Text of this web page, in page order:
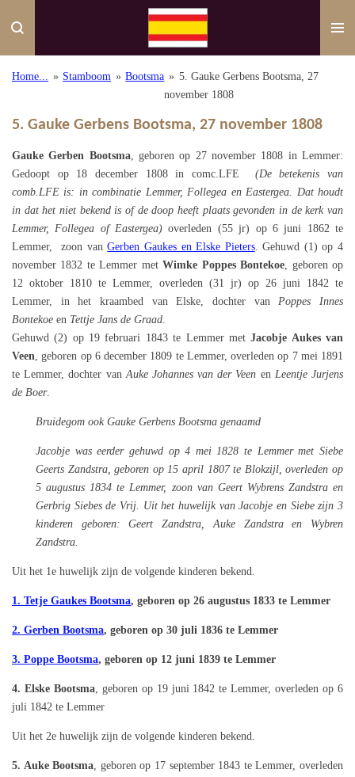
direct
de
Home... » Stamboom » Bootsma » 5. Gauke Gerbens Bootsma, 27
november 1808
5. Gauke Gerbens Bootsma, 27 november 1808
Gauke Gerben Bootsma, geboren op 27 november 1808 in Lemmer:
Gedoopt op 18 december 1808 in comc.LFE (De betekenis van
comb.LFE is: in combinatie Lemmer, Follegea en Eastergea. Dat houdt
in dat het niet bekend is of de doop heeft plaats gevonden in de kerk van
Lemmer, Follegea of Eastergea) overleden (55 jr) op 6 juni 1862 te
Lemmer, zoon vanGerben Gaukes en Elske Pieters. Gehuwd (1) op 4
november 1832 te Lemmer met Wimke Poppes Bontekoe, geboren op
12 oktober 1810 te Lemmer, overleden (31 jr) op 26 juni 1842 te
Lemmer, in het kraambed van Elske, dochter van
Poppes Innes
Bontekoe en Tettje Jans de Graad.
Gehuwd (2) op 19 februari 1843 te Lemmer met Jacobje Aukes van
Veen, geboren op 6 december 1809 te Lemmer, overleden op 7 mei 1891
te Lemmer, dochter van Auke Johannes van der Veen en Leentje Jurjens
de Boer.
Bruidegom ook Gauke Gerbens Bootsma genaamd
Jacobje was eerder gehuwd op 4 mei 1828 te Lemmer met Siebe
Geerts Zandstra, geboren op 15 april 1807 te Blokzijl, overleden op
5 augustus 1834 te Lemmer, zoon van Geert Wybrens Zandstra en
Gerbrig Siebes de Vrij. Uit het huwelijk van Jacobje en Siebe zijn 3
kinderen geboren: Geert Zandstra, Auke Zandstra en Wybren
Zandstra.
Uit het 1e huwelijk zijn de volgende kinderen bekend.
1. Tetje Gaukes Bootsma, geboren op 26 augustus 1833 te Lemmer
2. Gerben Bootsma, geboren op 30 juli 1836 te Lemmer
3. Poppe Bootsma, geboren op 12 juni 1839 te Lemmer
4. Elske Bootsma, geboren op 19 juni 1842 te Lemmer, overleden op6
juli 1842 te Lemmer
Uit het 2e huwelijk zijn de volgende kinderen bekend.
5. Auke Bootsma, geboren op 17 september 1843 te Lemmer, overleden